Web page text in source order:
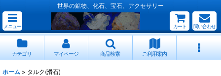
世界の鉱物、化石、宝石、アクセサリー
メニュー カート 問い合わせ
カテゴリ マイページ 商品検索 ご利用案内
ホーム > タルク(滑石)